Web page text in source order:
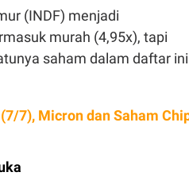
(INDF) menjadi
murah (4,95x), tapi
saham dalam daftar ini
7), Micron dan Saham